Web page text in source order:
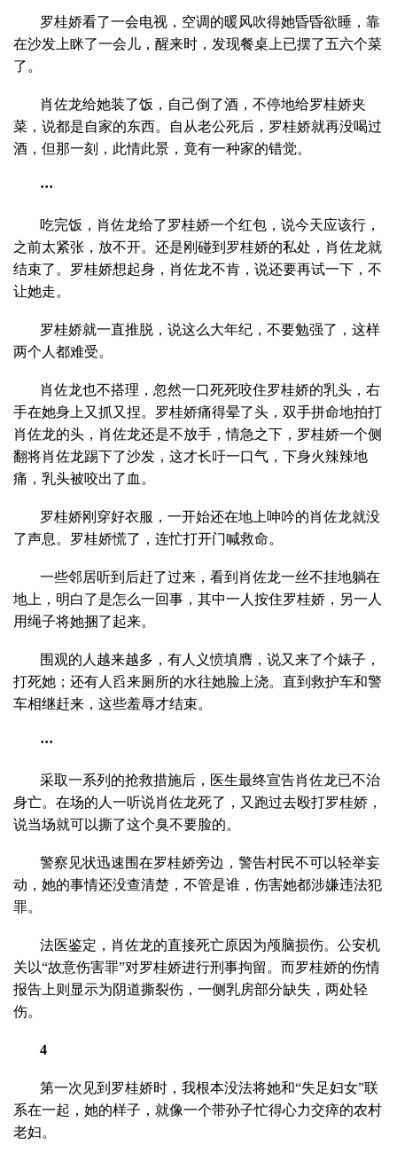
罗桂娇看了一会电视，空调的暖风吹得她昏昏欲睡，靠
在沙发上眯了一会儿，醒来时，发现餐桌上已摆了五六个菜
了。
肖佐龙给她装了饭，自己倒了酒，不停地给罗桂娇夹
菜，说都是自家的东西。自从老公死后，罗桂娇就再没喝过
酒，但那一刻，此情此景，竟有一种家的错觉。
···
吃完饭，肖佐龙给了罗桂娇一个红包，说今天应该行，
之前太紧张，放不开。还是刚碰到罗桂娇的私处，肖佐龙就
结束了。罗桂娇想起身，肖佐龙不肯，说还要再试一下，不
让她走。
罗桂娇就一直推脱，说这么大年纪，不要勉强了，这样
两个人都难受。
肖佐龙也不搭理，忽然一口死死咬住罗桂娇的乳头，右
手在她身上又抓又捏。罗桂娇痛得晕了头，双手拼命地拍打
肖佐龙的头，肖佐龙还是不放手，情急之下，罗桂娇一个侧
翻将肖佐龙踢下了沙发，这才长吁一口气，下身火辣辣地
痛，乳头被咬出了血。
罗桂娇刚穿好衣服，一开始还在地上呻吟的肖佐龙就没
了声息。罗桂娇慌了，连忙打开门喊救命。
一些邻居听到后赶了过来，看到肖佐龙一丝不挂地躺在
地上，明白了是怎么一回事，其中一人按住罗桂娇，另一人
用绳子将她捆了起来。
围观的人越来越多，有人义愤填膺，说又来了个婊子，
打死她；还有人舀来厕所的水往她脸上浇。直到救护车和警
车相继赶来，这些羞辱才结束。
···
采取一系列的抢救措施后，医生最终宣告肖佐龙已不治
身亡。在场的人一听说肖佐龙死了，又跑过去殴打罗桂娇，
说当场就可以撕了这个臭不要脸的。
警察见状迅速围在罗桂娇旁边，警告村民不可以轻举妄
动，她的事情还没查清楚，不管是谁，伤害她都涉嫌违法犯
罪。
法医鉴定，肖佐龙的直接死亡原因为颅脑损伤。公安机
关以“故意伤害罪”对罗桂娇进行刑事拘留。而罗桂娇的伤情
报告上则显示为阴道撕裂伤，一侧乳房部分缺失，两处轻
伤。
4
第一次见到罗桂娇时，我根本没法将她和“失足妇女”联
系在一起，她的样子，就像一个带孙子忙得心力交瘁的农村
老妇。